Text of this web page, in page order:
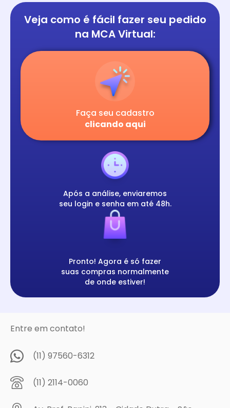
Veja como é fácil fazer seu pedido
na MCA Virtual:
Faça seu cadastro
clicando aqui
Após a análise, enviaremos
seu login e senha em até 48h.
Pronto! Agora é só fazer
suas compras normalmente
de onde estiver!
Entre em contato!
(11) 97560-6312
(11) 2114-0060